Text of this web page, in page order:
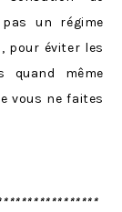
un régime
pour éviter les
quand même
vous ne faites